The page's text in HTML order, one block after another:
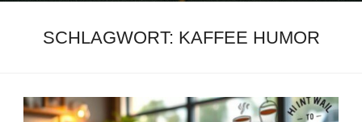
SCHLAGWORT: KAFFEE HUMOR